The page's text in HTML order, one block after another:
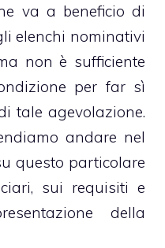
va a beneficio di
elenchi nominativi
non è sufficiente
per far sì
tale agevolazione.
andare nel
questo particolare
sui requisiti e
della